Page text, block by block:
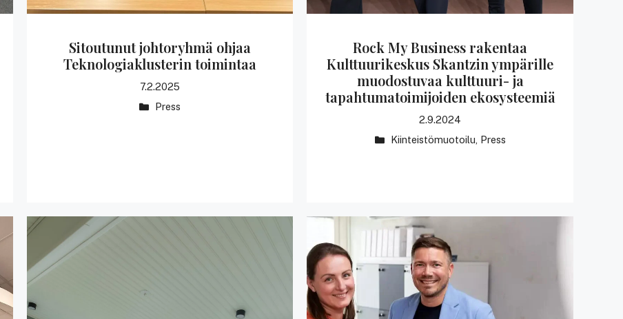
Sitoutunut johtoryhmä ohjaa
Teknologiaklusterin toimintaa
7.2.2025
Kategoriat
Press
Rock My Business rakentaa
Kulttuurikeskus Skantzin ympärille
muodostuvaa kulttuuri- ja
tapahtumatoimijoiden ekosysteemiä
2.9.2024
Kategoriat
Kiinteistömuotoilu, Press